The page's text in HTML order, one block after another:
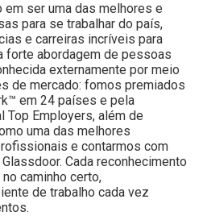
ser uma das melhores e
para se trabalhar do país,
e carreiras incríveis para
forte abordagem de pessoas
externamente por meio
de mercado: fomos premiados
em 24 países e pela
Top Employers, além de
uma das melhores
e contarmos com
Cada reconhecimento
caminho certo,
de trabalho cada vez